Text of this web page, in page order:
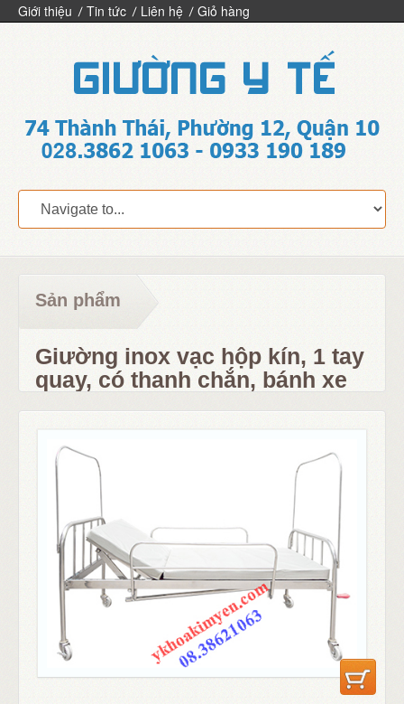
Giới thiệu Tin tức Liên hệ Giỏ hàng
Sản phẩm
Giường inox vạc hộp kín, 1 tay
quay, có thanh chắn, bánh xe